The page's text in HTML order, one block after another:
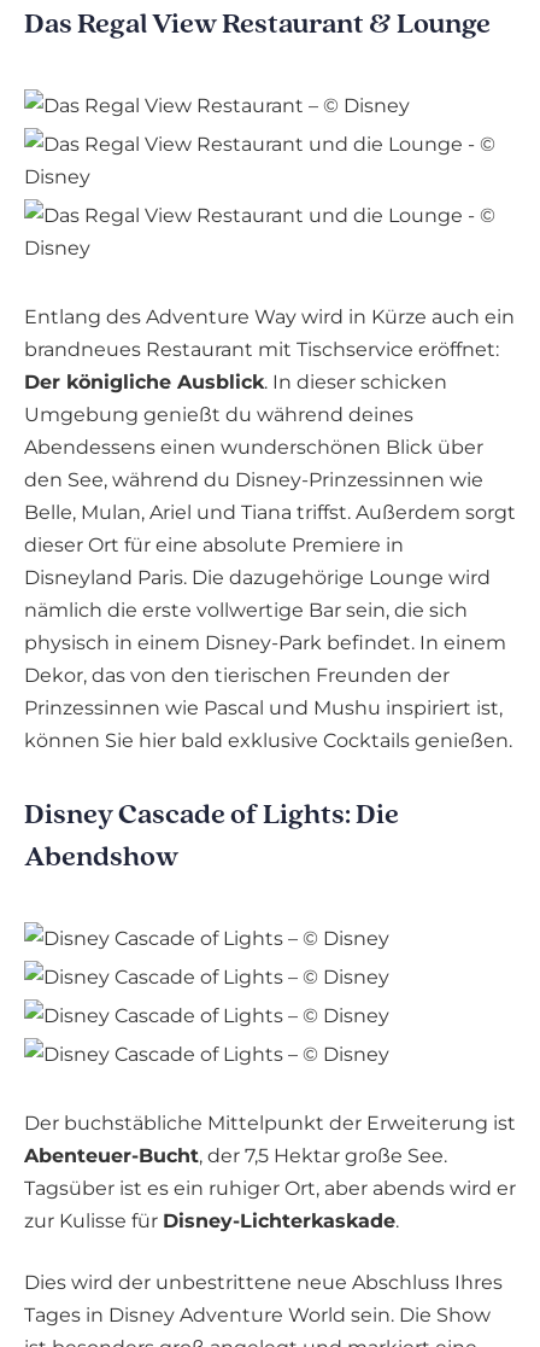
Das Regal View Restaurant & Lounge
Entlang des Adventure Way wird in Kürze auch ein
brandneues Restaurant mit Tischservice eröffnet:
Der königliche Ausblick. In dieser schicken
Umgebung genießt du während deines
Abendessens einen wunderschönen Blick über
den See, während du Disney-Prinzessinnen wie
Belle, Mulan, Ariel und Tiana triffst. Außerdem sorgt
dieser Ort für eine absolute Premiere in
Disneyland Paris. Die dazugehörige Lounge wird
nämlich die erste vollwertige Bar sein, die sich
physisch in einem Disney-Park befindet. In einem
Dekor, das von den tierischen Freunden der
Prinzessinnen wie Pascal und Mushu inspiriert ist,
können Sie hier bald exklusive Cocktails genießen.
Disney Cascade of Lights: Die
Abendshow
Der buchstäbliche Mittelpunkt der Erweiterung ist
Abenteuer-Bucht, der 7,5 Hektar große See.
Tagsüber ist es ein ruhiger Ort, aber abends wird er
zur Kulisse für Disney-Lichterkaskade.
Dies wird der unbestrittene neue Abschluss Ihres
Tages in Disney Adventure World sein. Die Show